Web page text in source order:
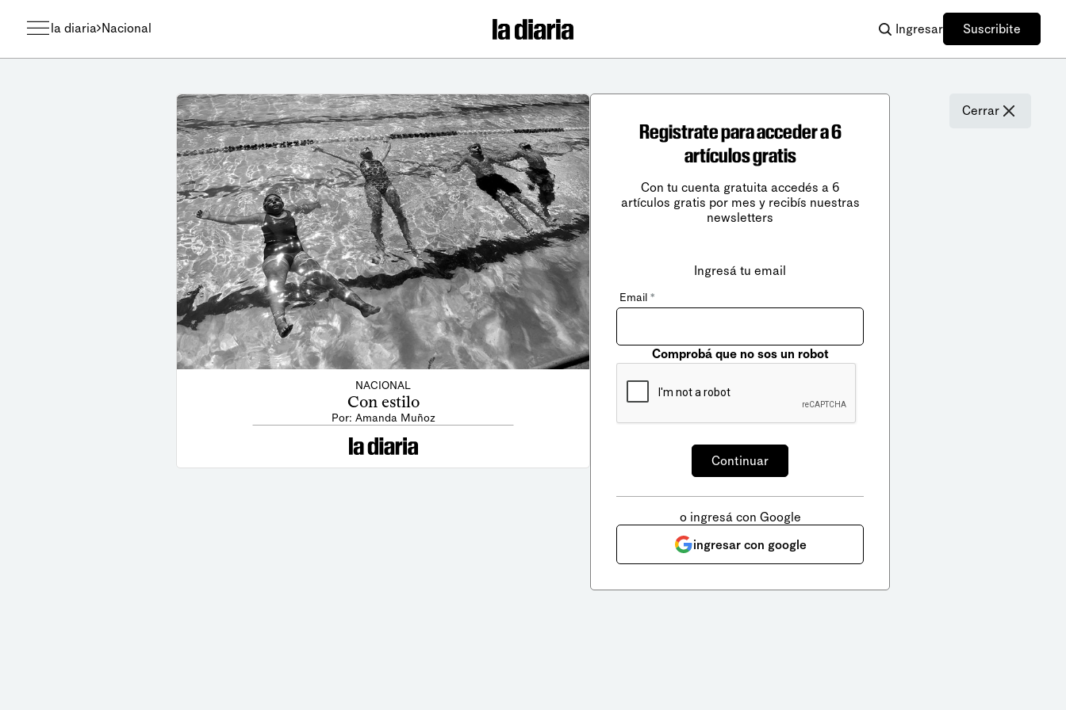
la diaria Nacional Ingresar Suscribite
NACIONAL
Con estilo
Por: Amanda Muñoz
Cerrar
Registrate para acceder a 6
artículos gratis
Con tu cuenta gratuita accedés a 6
artículos gratis por mes y recibís nuestras
newsletters
Ingresá tu email
Email *
Comprobá que no sos un robot
o ingresá con Google
ingresar con google